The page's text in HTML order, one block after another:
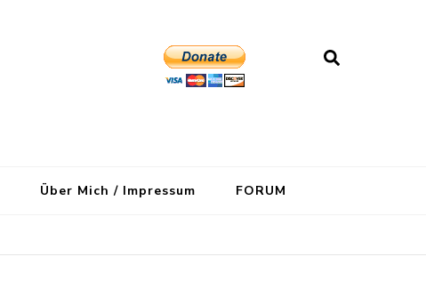
Über Mich / Impressum FORUM